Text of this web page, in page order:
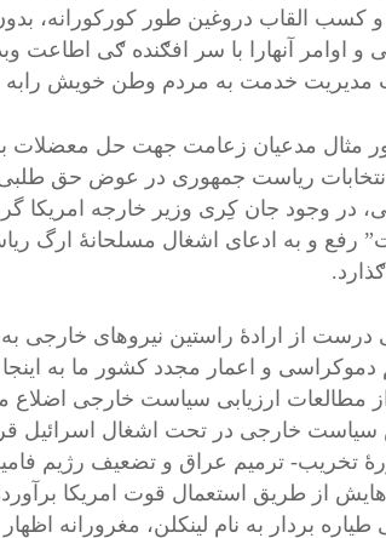
کسب القاب دروغین طور کورکورانه،
و اوامر آنهارا با سر افګنده ګی اطاعت
مدیریت خدمت به مردم وطن خویش رابه
مثال مدعیان زعامت جهت حل معضلات
ریاست جمهوری در عوض حق طلبی
در وجود جان کِری وزیر خارجه امریکا
رفع و به ادعای اشغال مسلحانۀ ارگ
درست از ارادۀ راستین نیروهای خارجی
دموکراسی و اعمار مجدد کشور ما به
مطالعات ارزیابی سیاست خارجی اضلاع
خارجی در تحت اشغال اسرائیل
تخریب- ترمیم عراق و تضعیف رژیم
بردار به نام لینکلن، مغرورانه